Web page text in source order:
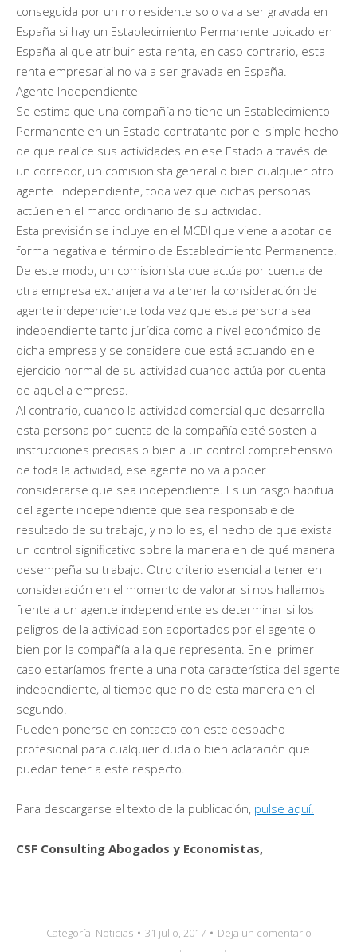
conseguida por un no residente solo va a ser gravada en
España si hay un Establecimiento Permanente ubicado en
España al que atribuir esta renta, en caso contrario, esta
renta empresarial no va a ser gravada en España.
Agente Independiente
Se estima que una compañía no tiene un Establecimiento
Permanente en un Estado contratante por el simple hecho
de que realice sus actividades en ese Estado a través de
un corredor, un comisionista general o bien cualquier otro
agente independiente, toda vez que dichas personas
actúen en el marco ordinario de su actividad.
Esta previsión se incluye en el MCDI que viene a acotar de
forma negativa el término de Establecimiento Permanente.
De este modo, un comisionista que actúa por cuenta de
otra empresa extranjera va a tener la consideración de
agente independiente toda vez que esta persona sea
independiente tanto jurídica como a nivel económico de
dicha empresa y se considere que está actuando en el
ejercicio normal de su actividad cuando actúa por cuenta
de aquella empresa.
Al contrario, cuando la actividad comercial que desarrolla
esta persona por cuenta de la compañía esté sosten a
instrucciones precisas o bien a un control comprehensivo
de toda la actividad, ese agente no va a poder
considerarse que sea independiente. Es un rasgo habitual
del agente independiente que sea responsable del
resultado de su trabajo, y no lo es, el hecho de que exista
un control significativo sobre la manera en de qué manera
desempeña su trabajo. Otro criterio esencial a tener en
consideración en el momento de valorar si nos hallamos
frente a un agente independiente es determinar si los
peligros de la actividad son soportados por el agente o
bien por la compañía a la que representa. En el primer
caso estaríamos frente a una nota característica del agente
independiente, al tiempo que no de esta manera en el
segundo.
Pueden ponerse en contacto con este despacho
profesional para cualquier duda o bien aclaración que
puedan tener a este respecto.
Para descargarse el texto de la publicación, pulse aquí.
CSF Consulting Abogados y Economistas,
Categoría: Noticias 31 julio, 2017
Deja un comentario